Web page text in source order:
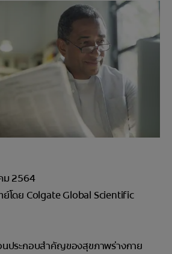
TH (TH)
ลงทะเบียน
ม 2564
โดย Colgate Global Scientific
ประกอบสำคัญของสุขภาพร่างกาย